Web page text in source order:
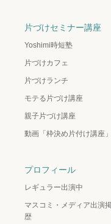
片づけセミナー講座
Yoshimi時短塾
片づけカフェ
片づけランチ
モテる片づけ講座
親子片づけ講座
動画「枠決め片付け講座」
プロフィール
レギュラー出演中
マスコミ・メディア出演
歴